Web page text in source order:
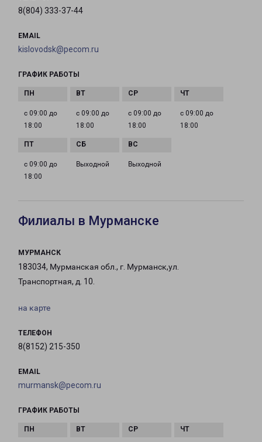
8(804) 333-37-44
EMAIL
kislovodsk@pecom.ru
ГРАФИК РАБОТЫ
с 09:00 до
18:00
с 09:00 до
18:00
с 09:00 до
18:00
с 09:00 до
18:00
с 09:00 до
18:00
Выходной Выходной
Филиалы в Мурманске
МУРМАНСК
183034, Мурманская обл., г. Мурманск,ул.
Транспортная, д. 10.
на карте
ТЕЛЕФОН
8(8152) 215-350
EMAIL
murmansk@pecom.ru
ГРАФИК РАБОТЫ